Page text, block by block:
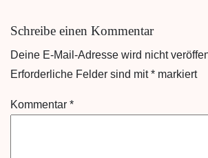
Schreibe einen Kommentar
Deine E-Mail-Adresse wird nicht
Erforderliche Felder sind mit* markiert
Kommentar *